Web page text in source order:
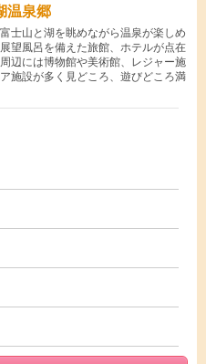
温泉郷
士山と湖を眺めながら温泉が楽しめ
望風呂を備えた旅館、ホテルが点在
辺には博物館や美術館、レジャー施
施設が多く見どころ、遊びどころ満